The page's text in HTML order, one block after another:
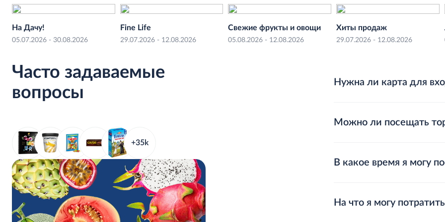
Открыт07:00 - 23:45
Боровское ш., 10А (Солнцево)
Открыт
На Дачу!
05.07.2026 - 30.08.2026
Fine Life
29.07.2026 - 12.08.2026
Свежие фрукты и овощи
05.08.2026 - 12.08.2026
Хиты продаж
29.07.2026 - 12.08.2026
Нужна ли карта для
не связанных с
покупок (для
семейными нуждами).
в сети Интернет.
Можно ли посещать
При посещении ТЦ с детьми
меры, с учетом формата
специальных технических
В какое время я могу
в мобильном приложении или
На что я могу
Часто задаваемые
вопросы
+35k